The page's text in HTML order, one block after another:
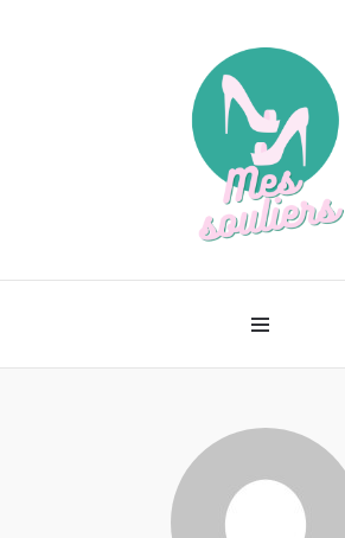
Mes souliers